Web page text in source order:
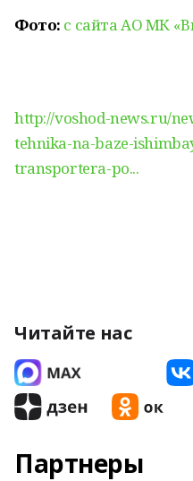
Фото: с сайта АО МК
http://voshod-news.ru/
tehnika-na-baze-
transportera-po...
Читайте нас
Партнеры